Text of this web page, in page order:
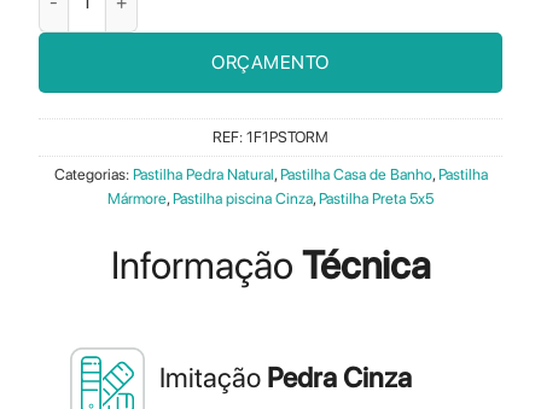
ORÇAMENTO
REF: 1F1PSTORM
Categorias: Pastilha Pedra Natural, Pastilha Casa de Banho, Pastilha
Mármore, Pastilha piscina Cinza, Pastilha Preta 5x5
Informação Técnica
Imitação Pedra Cinza